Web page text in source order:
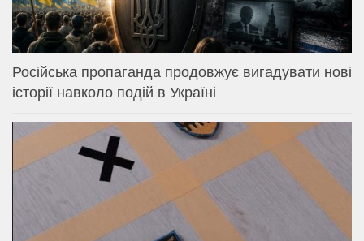
Російська пропаганда продовжує вигадувати нові
історії навколо подій в Україні